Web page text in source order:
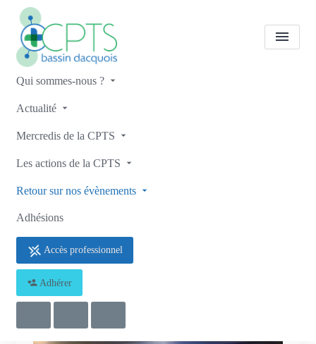
Qui sommes-nous ?
Actualité
Mercredis de la CPTS
Les actions de la CPTS
Retour sur nos évènements
Adhésions
Accès professionnel
Adhérer
Retour sur les événements
Soirée Consultation Fumeur
Accueil Retour sur les événements